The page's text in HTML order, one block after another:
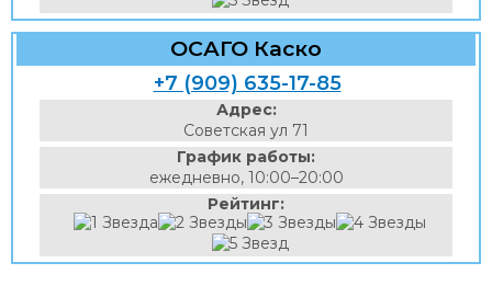
ОСАГО Каско
+7 (909) 635-17-85
Адрес:
Советская ул 71
График работы:
ежедневно, 10:00–20:00
Рейтинг: